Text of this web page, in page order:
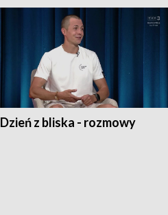
Dzień z bliska - rozmowy